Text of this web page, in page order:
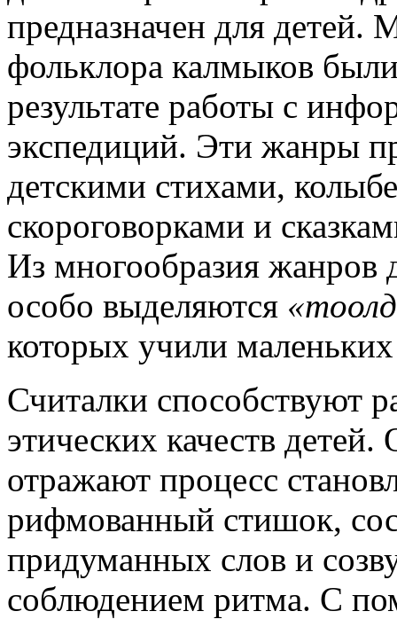
предназначен для детей.
фольклора калмыков
результате работы с
экспедиций. Эти жанры
детскими стихами,
скороговорками и
Из многообразия жанров
особо выделяются
которых учили маленьких
Считалки способствуют
этических качеств
отражают процесс
рифмованный стишок,
придуманных слов и
соблюдением ритма. С